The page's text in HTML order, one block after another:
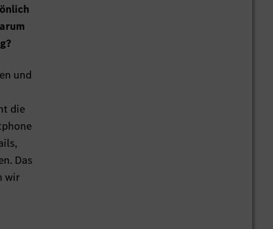
und
die
Das
wir